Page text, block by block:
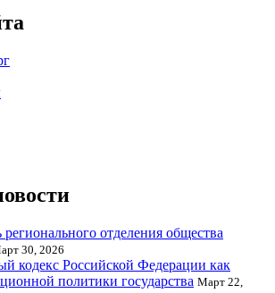
регионального отделения общества
30, 2026
кодекс Российской Федерации как
политики государства Март 22,